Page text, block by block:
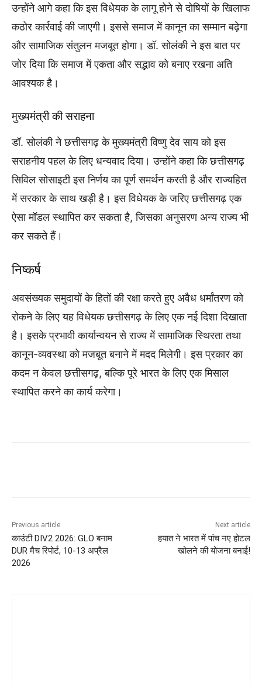
उन्होंने आगे कहा कि इस विधेयक के लागू होने से दोषियों के खिलाफ
कठोर कार्रवाई की जाएगी। इससे समाज में कानून का सम्मान बढ़ेगा
और सामाजिक संतुलन मजबूत होगा। डॉ. सोलंकी ने इस बात पर
जोर दिया कि समाज में एकता और सद्भाव को बनाए रखना अति
आवश्यक है।
मुख्यमंत्री की सराहना
डॉ. सोलंकी ने छत्तीसगढ़ के मुख्यमंत्री विष्णु देव साय को इस
सराहनीय पहल के लिए धन्यवाद दिया। उन्होंने कहा कि छत्तीसगढ़
सिविल सोसाइटी इस निर्णय का पूर्ण समर्थन करती है और राज्यहित
में सरकार के साथ खड़ी है। इस विधेयक के जरिए छत्तीसगढ़ एक
ऐसा मॉडल स्थापित कर सकता है, जिसका अनुसरण अन्य राज्य भी
कर सकते हैं।
निष्कर्ष
अवसंख्यक समुदायों के हितों की रक्षा करते हुए अवैध धर्मांतरण को
रोकने के लिए यह विधेयक छत्तीसगढ़ के लिए एक नई दिशा दिखाता
है। इसके प्रभावी कार्यान्वयन से राज्य में सामाजिक स्थिरता तथा
कानून-व्यवस्था को मजबूत बनाने में मदद मिलेगी। इस प्रकार का
कदम न केवल छत्तीसगढ़, बल्कि पूरे भारत के लिए एक मिसाल
स्थापित करने का कार्य करेगा।
Previous article
काउंटी DIV2 2026: GLO बनाम
DUR मैच रिपोर्ट, 10-13 अप्रैल
2026
Next article
हयात ने भारत में पांच नए होटल
खोलने की योजना बनाई!